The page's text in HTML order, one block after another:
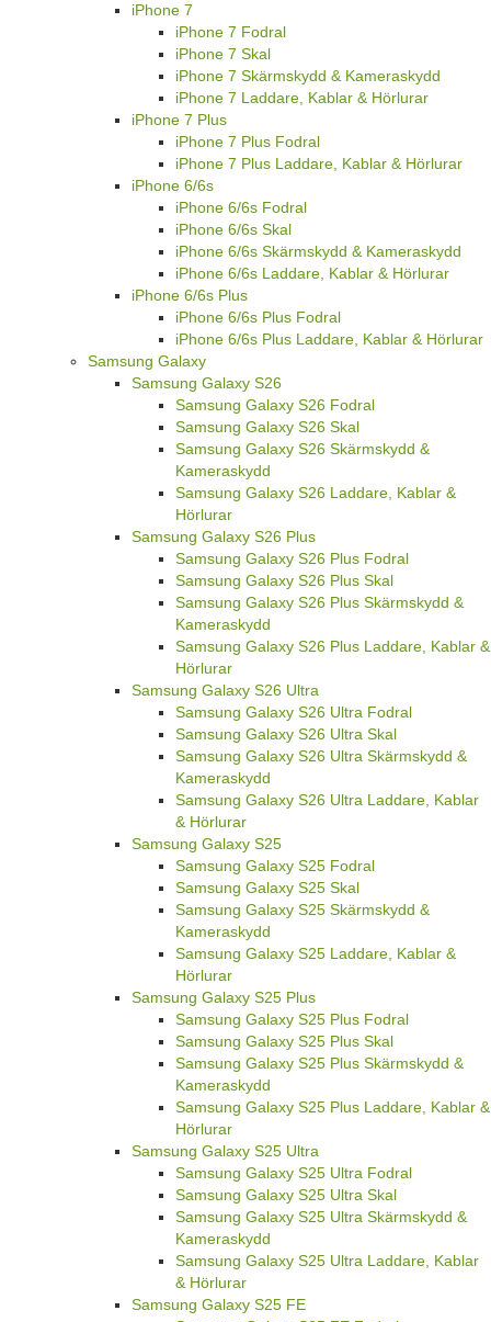
iPhone 7
iPhone 7 Fodral
iPhone 7 Skal
iPhone 7 Skärmskydd & Kameraskydd
iPhone 7 Laddare, Kablar & Hörlurar
iPhone 7 Plus
iPhone 7 Plus Fodral
iPhone 7 Plus Laddare, Kablar & Hörlurar
iPhone 6/6s
iPhone 6/6s Fodral
iPhone 6/6s Skal
iPhone 6/6s Skärmskydd & Kameraskydd
iPhone 6/6s Laddare, Kablar & Hörlurar
iPhone 6/6s Plus
iPhone 6/6s Plus Fodral
iPhone 6/6s Plus Laddare, Kablar & Hörlurar
Samsung Galaxy
Samsung Galaxy S26
Samsung Galaxy S26 Fodral
Samsung Galaxy S26 Skal
Samsung Galaxy S26 Skärmskydd &
Kameraskydd
Samsung Galaxy S26 Laddare, Kablar &
Hörlurar
Samsung Galaxy S26 Plus
Samsung Galaxy S26 Plus Fodral
Samsung Galaxy S26 Plus Skal
Samsung Galaxy S26 Plus Skärmskydd &
Kameraskydd
Samsung Galaxy S26 Plus Laddare, Kablar &
Hörlurar
Samsung Galaxy S26 Ultra
Samsung Galaxy S26 Ultra Fodral
Samsung Galaxy S26 Ultra Skal
Samsung Galaxy S26 Ultra Skärmskydd &
Kameraskydd
Samsung Galaxy S26 Ultra Laddare, Kablar
& Hörlurar
Samsung Galaxy S25
Samsung Galaxy S25 Fodral
Samsung Galaxy S25 Skal
Samsung Galaxy S25 Skärmskydd &
Kameraskydd
Samsung Galaxy S25 Laddare, Kablar &
Hörlurar
Samsung Galaxy S25 Plus
Samsung Galaxy S25 Plus Fodral
Samsung Galaxy S25 Plus Skal
Samsung Galaxy S25 Plus Skärmskydd &
Kameraskydd
Samsung Galaxy S25 Plus Laddare, Kablar &
Hörlurar
Samsung Galaxy S25 Ultra
Samsung Galaxy S25 Ultra Fodral
Samsung Galaxy S25 Ultra Skal
Samsung Galaxy S25 Ultra Skärmskydd &
Kameraskydd
Samsung Galaxy S25 Ultra Laddare, Kablar
& Hörlurar
Samsung Galaxy S25 FE